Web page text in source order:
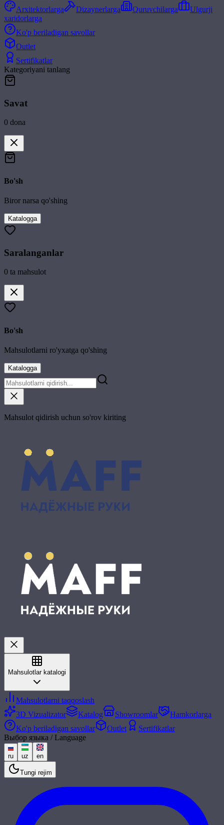
Arxitektorlarga
Dizaynerlarga Quruvchilarga
Ulgurji
xaridorlarga
Ko'p beriladigan savollar
Outlet
Sertifikatlar
Kategoriyani tanlang
Savat
0 dona
Bo'sh
Biror narsa qo'shing
Katalogga
Saralanganlar
0 ta mahsulot
Bo'sh
Mahsulotlarni ro'yxatga qo'shing
Katalogga
Mahsulot qidirish uchun so'rov kiriting
Mahsulotlar katalogi
Mahsulotlarni taqqoslash
3D Vizualizator
Katalog Showroomlar
Hamkorlarga
Ko'p beriladigan savollar
Outlet
Sertifikatlar
Выбор языка / Language
ru uz en
Tungi rejim